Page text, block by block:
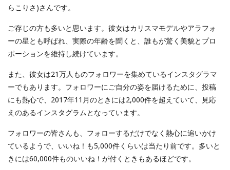
らこりさ)さんです。
ご存じの方も多いと思います。彼女はカリスマモデルやアラフォ
ーの星とも呼ばれ、実際の年齢を聞くと、誰もが驚く美貌とプロ
ポーションを維持し続けています。
また、彼女は21万人ものフォロワーを集めているインスタグラマ
ーでもあります。フォロワーにご自分の姿を届けるために、投稿
にも熱心で、2017年11月のときには2,000件を超えていて、見応
えのあるインスタグラムとなっています。
フォロワーの皆さんも、フォローするだけでなく熱心に追いかけ
ているようで、いいね！も5,000件くらいは当たり前です。多いと
きには60,000件ものいいね！が付くときもあるほどです。